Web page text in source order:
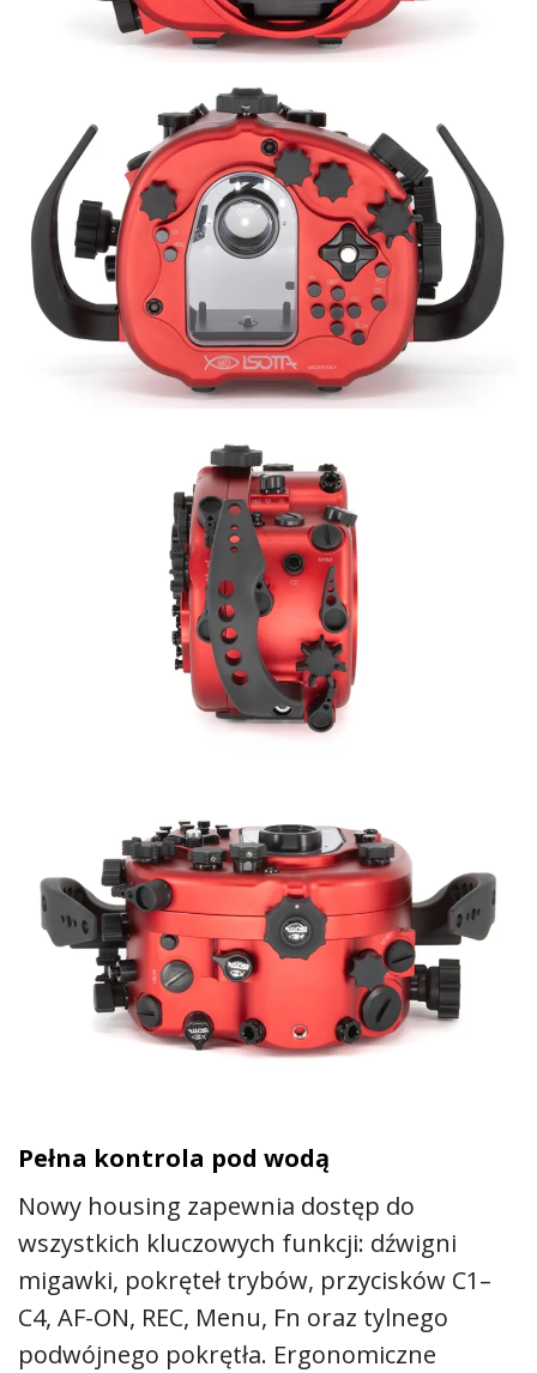
Pełna kontrola pod wodą
Nowy housing zapewnia dostęp do
wszystkich kluczowych funkcji: dźwigni
migawki, pokręteł trybów, przycisków C1–
C4, AF-ON, REC, Menu, Fn oraz tylnego
podwójnego pokrętła. Ergonomiczne